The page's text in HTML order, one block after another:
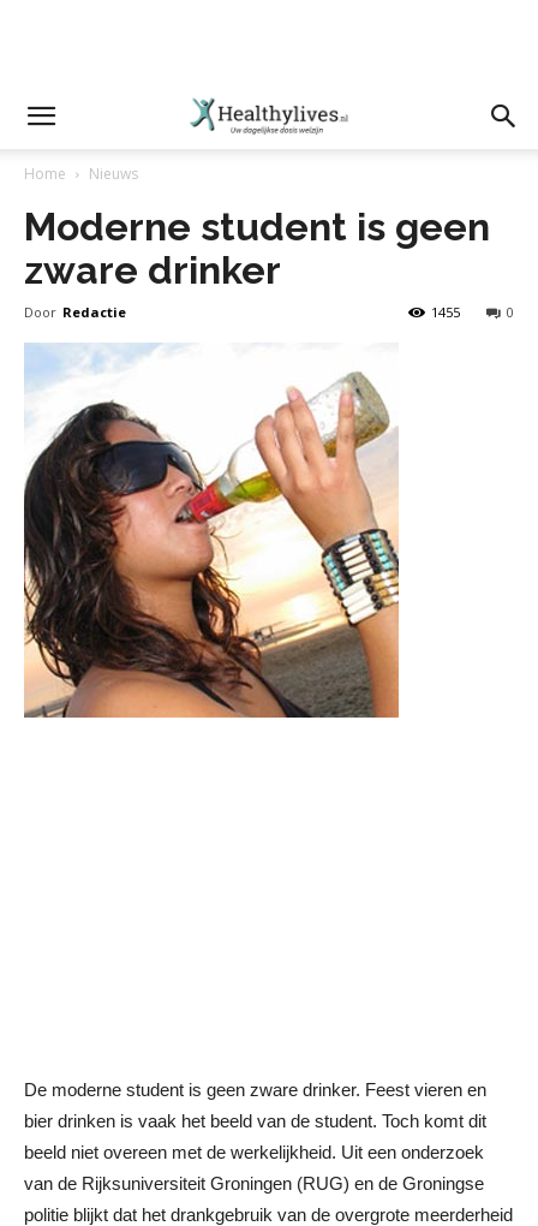
Home Nieuws
Moderne student is geen
zware drinker
Door Redactie 0
1455
De moderne student is geen zware drinker. Feest vieren en
bier drinken is vaak het beeld van de student. Toch komt dit
beeld niet overeen met de werkelijkheid. Uit een onderzoek
van de Rijksuniversiteit Groningen (RUG) en de Groningse
politie blijkt dat het drankgebruik van de overgrote meerderheid